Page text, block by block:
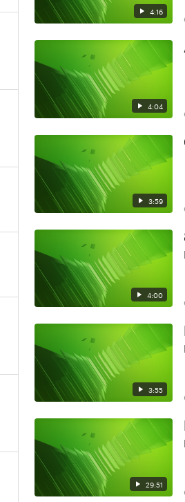
4:16
4:04
3:59
4:00
3:55
29:51